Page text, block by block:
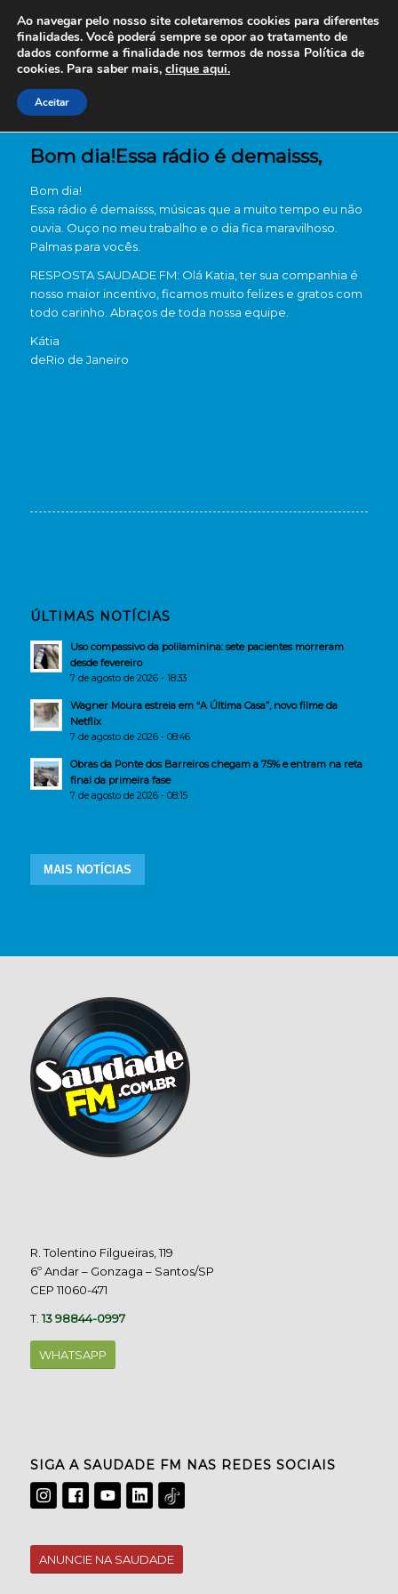
Bom dia!Essa rádio é demaisss,
Bom dia!
Essa rádio é demaisss, músicas que a muito tempo eu não
ouvia. Ouço no meu trabalho e o dia fica maravilhoso.
Palmas para vocês.
RESPOSTA SAUDADE FM: Olá Katia, ter sua companhia é
nosso maior incentivo, ficamos muito felizes e gratos com
todo carinho. Abraços de toda nossa equipe.
Kátia
deRio de Janeiro
ÚLTIMAS NOTÍCIAS
Uso compassivo da polilaminina: sete pacientes morreram
desde fevereiro
7 de agosto de 2026 - 18:33
Wagner Moura estreia em “A Última Casa”, novo filme da
Netflix
7 de agosto de 2026 - 08:46
Obras da Ponte dos Barreiros chegam a 75% e entram na reta
final da primeira fase
7 de agosto de 2026 - 08:15
MAIS NOTÍCIAS
R. Tolentino Filgueiras, 119
6º Andar – Gonzaga – Santos/SP
CEP 11060-471
T.13 98844-0997
WHATSAPP
SIGA A SAUDADE FM NAS REDES SOCIAIS
ANUNCIE NA SAUDADE
Ao navegar pelo nosso site coletaremos cookies para diferentes
finalidades. Você poderá sempre se opor ao tratamento de
dados conforme a finalidade nos termos de nossa Política de
cookies. Para saber mais, clique aqui.
Aceitar